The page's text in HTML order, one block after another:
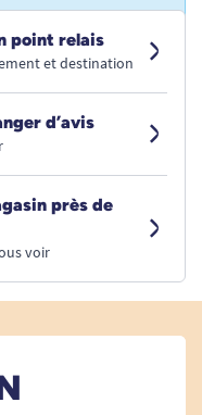
point relais
et destination
d’avis
près de
voir